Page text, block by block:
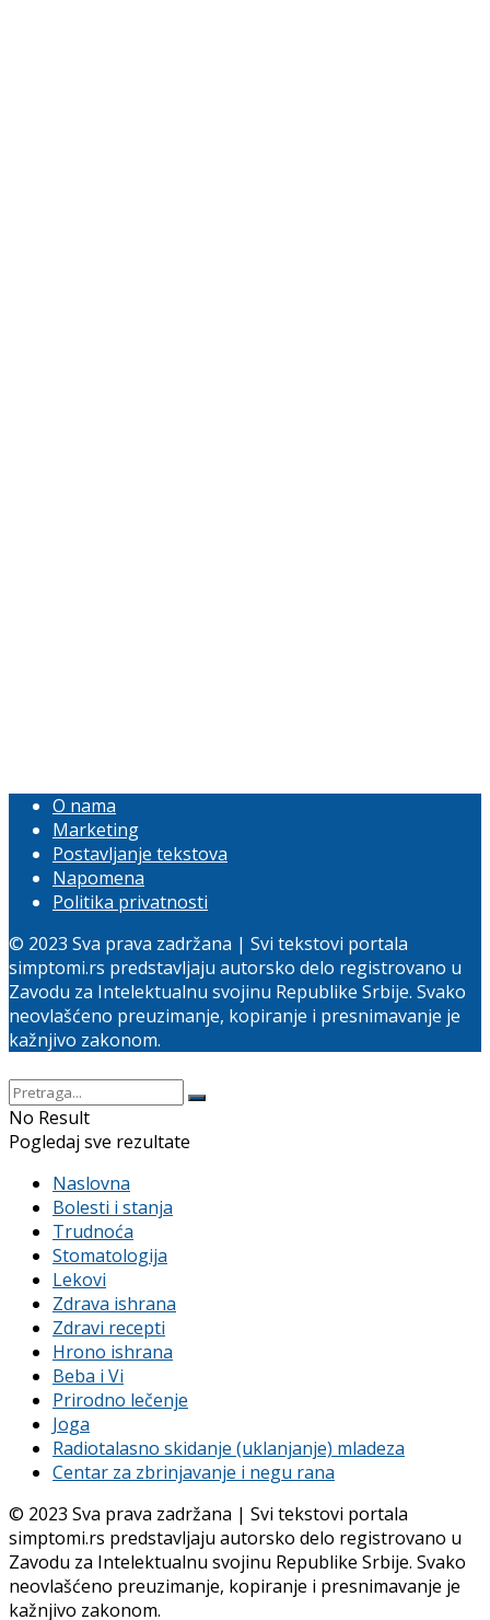
O nama
Marketing
Postavljanje tekstova
Napomena
Politika privatnosti
© 2023 Sva prava zadržana | Svi tekstovi portala
simptomi.rs predstavljaju autorsko delo registrovano u
Zavodu za Intelektualnu svojinu Republike Srbije. Svako
neovlašćeno preuzimanje, kopiranje i presnimavanje je
kažnjivo zakonom.
No Result
Pogledaj sve rezultate
Naslovna
Bolesti i stanja
Trudnoća
Stomatologija
Lekovi
Zdrava ishrana
Zdravi recepti
Hrono ishrana
Beba i Vi
Prirodno lečenje
Joga
Radiotalasno skidanje (uklanjanje) mladeza
Centar za zbrinjavanje i negu rana
© 2023 Sva prava zadržana | Svi tekstovi portala
simptomi.rs predstavljaju autorsko delo registrovano u
Zavodu za Intelektualnu svojinu Republike Srbije. Svako
neovlašćeno preuzimanje, kopiranje i presnimavanje je
kažnjivo zakonom.